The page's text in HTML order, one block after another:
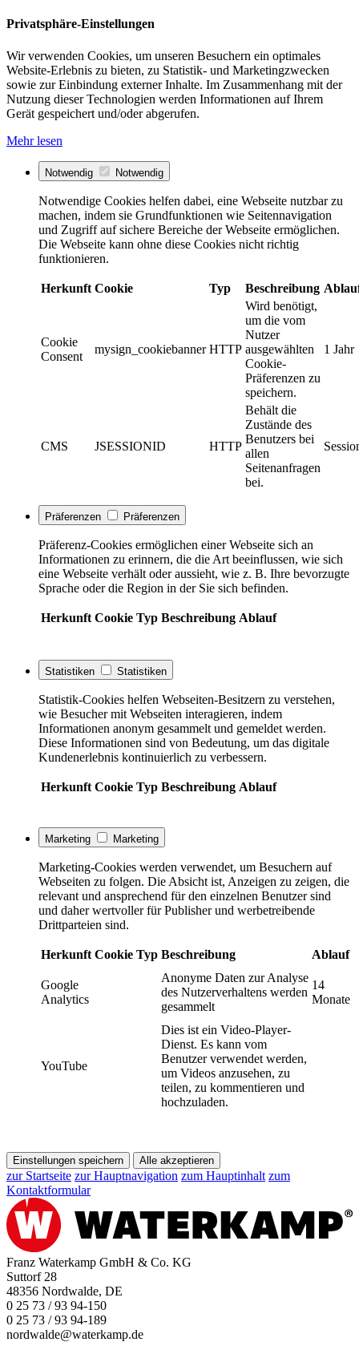
Privatsphäre-Einstellungen
Wir verwenden Cookies, um unseren Besuchern ein optimales
Website-Erlebnis zu bieten, zu Statistik- und Marketingzwecken
sowie zur Einbindung externer Inhalte. Im Zusammenhang mit der
Nutzung dieser Technologien werden Informationen auf Ihrem
Gerät gespeichert und/oder abgerufen.
Mehr lesen
Notwendig Notwendig
Notwendige Cookies helfen dabei, eine Webseite nutzbar zu
machen, indem sie Grundfunktionen wie Seitennavigation
und Zugriff auf sichere Bereiche der Webseite ermöglichen.
Die Webseite kann ohne diese Cookies nicht richtig
funktionieren.
Herkunft Cookie Typ Beschreibung
Cookie
Consent
mysign_cookiebanner HTTP
Wird benötigt,
um die vom
Nutzer
ausgewählten
Cookie-
Präferenzen zu
speichern.
1 Jahr
CMS JSESSIONID HTTP
Behält die
Zustände des
Benutzers bei
allen
Seitenanfragen
bei.
Präferenzen Präferenzen
Präferenz-Cookies ermöglichen einer Webseite sich an
Informationen zu erinnern, die die Art beeinflussen, wie sich
eine Webseite verhält oder aussieht, wie z. B. Ihre bevorzugte
Sprache oder die Region in der Sie sich befinden.
Herkunft Cookie Typ Beschreibung Ablauf
Statistiken Statistiken
Statistik-Cookies helfen Webseiten-Besitzern zu verstehen,
wie Besucher mit Webseiten interagieren, indem
Informationen anonym gesammelt und gemeldet werden.
Diese Informationen sind von Bedeutung, um das digitale
Kundenerlebnis kontinuierlich zu verbessern.
Herkunft Cookie Typ Beschreibung Ablauf
Marketing Marketing
Marketing-Cookies werden verwendet, um Besuchern auf
Webseiten zu folgen. Die Absicht ist, Anzeigen zu zeigen, die
relevant und ansprechend für den einzelnen Benutzer sind
und daher wertvoller für Publisher und werbetreibende
Drittparteien sind.
Herkunft Cookie Typ Beschreibung Ablauf
Google
Analytics
Anonyme Daten zur Analyse
des Nutzerverhaltens werden
gesammelt
14
Monate
YouTube
Dies ist ein Video-Player-
Dienst. Es kann vom
Benutzer verwendet werden,
um Videos anzusehen, zu
teilen, zu kommentieren und
hochzuladen.
Einstellungen speichern Alle akzeptieren
zur Startseite zur Hauptnavigation zum Hauptinhalt zum
Kontaktformular
Franz Waterkamp GmbH & Co. KG
Suttorf 28
48356 Nordwalde, DE
0 25 73 / 93 94-150
0 25 73 / 93 94-189
nordwalde@waterkamp.de